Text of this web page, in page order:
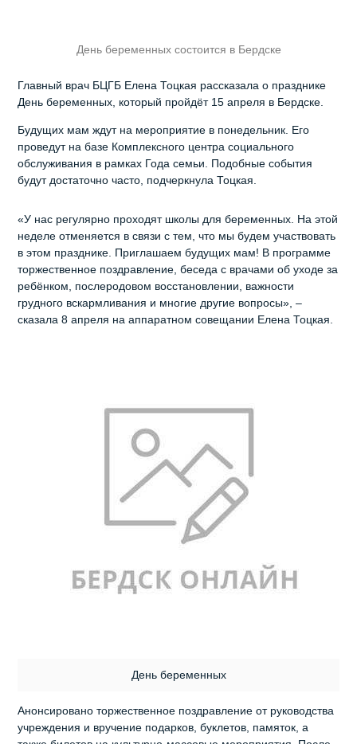
День беременных состоится в Бердске
Главный врач БЦГБ Елена Тоцкая рассказала о празднике
День беременных, который пройдёт 15 апреля в Бердске.
Будущих мам ждут на мероприятие в понедельник. Его
проведут на базе Комплексного центра социального
обслуживания в рамках Года семьи. Подобные события
будут достаточно часто, подчеркнула Тоцкая.
«У нас регулярно проходят школы для беременных. На этой
неделе отменяется в связи с тем, что мы будем участвовать
в этом празднике. Приглашаем будущих мам! В программе
торжественное поздравление, беседа с врачами об уходе за
ребёнком, послеродовом восстановлении, важности
грудного вскармливания и многие другие вопросы», –
сказала 8 апреля на аппаратном совещании Елена Тоцкая.
День беременных
Анонсировано торжественное поздравление от руководства
учреждения и вручение подарков, буклетов, памяток, а